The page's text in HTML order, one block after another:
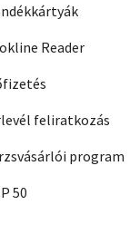
Reader
feliratkozás
program
50